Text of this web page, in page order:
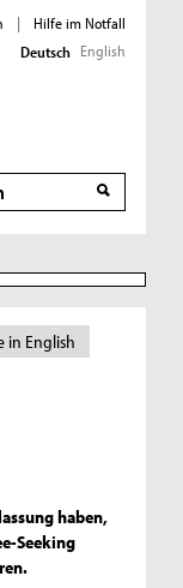
|
Hilfe im Notfall
Deutsch English
in English
haben,
Seeking